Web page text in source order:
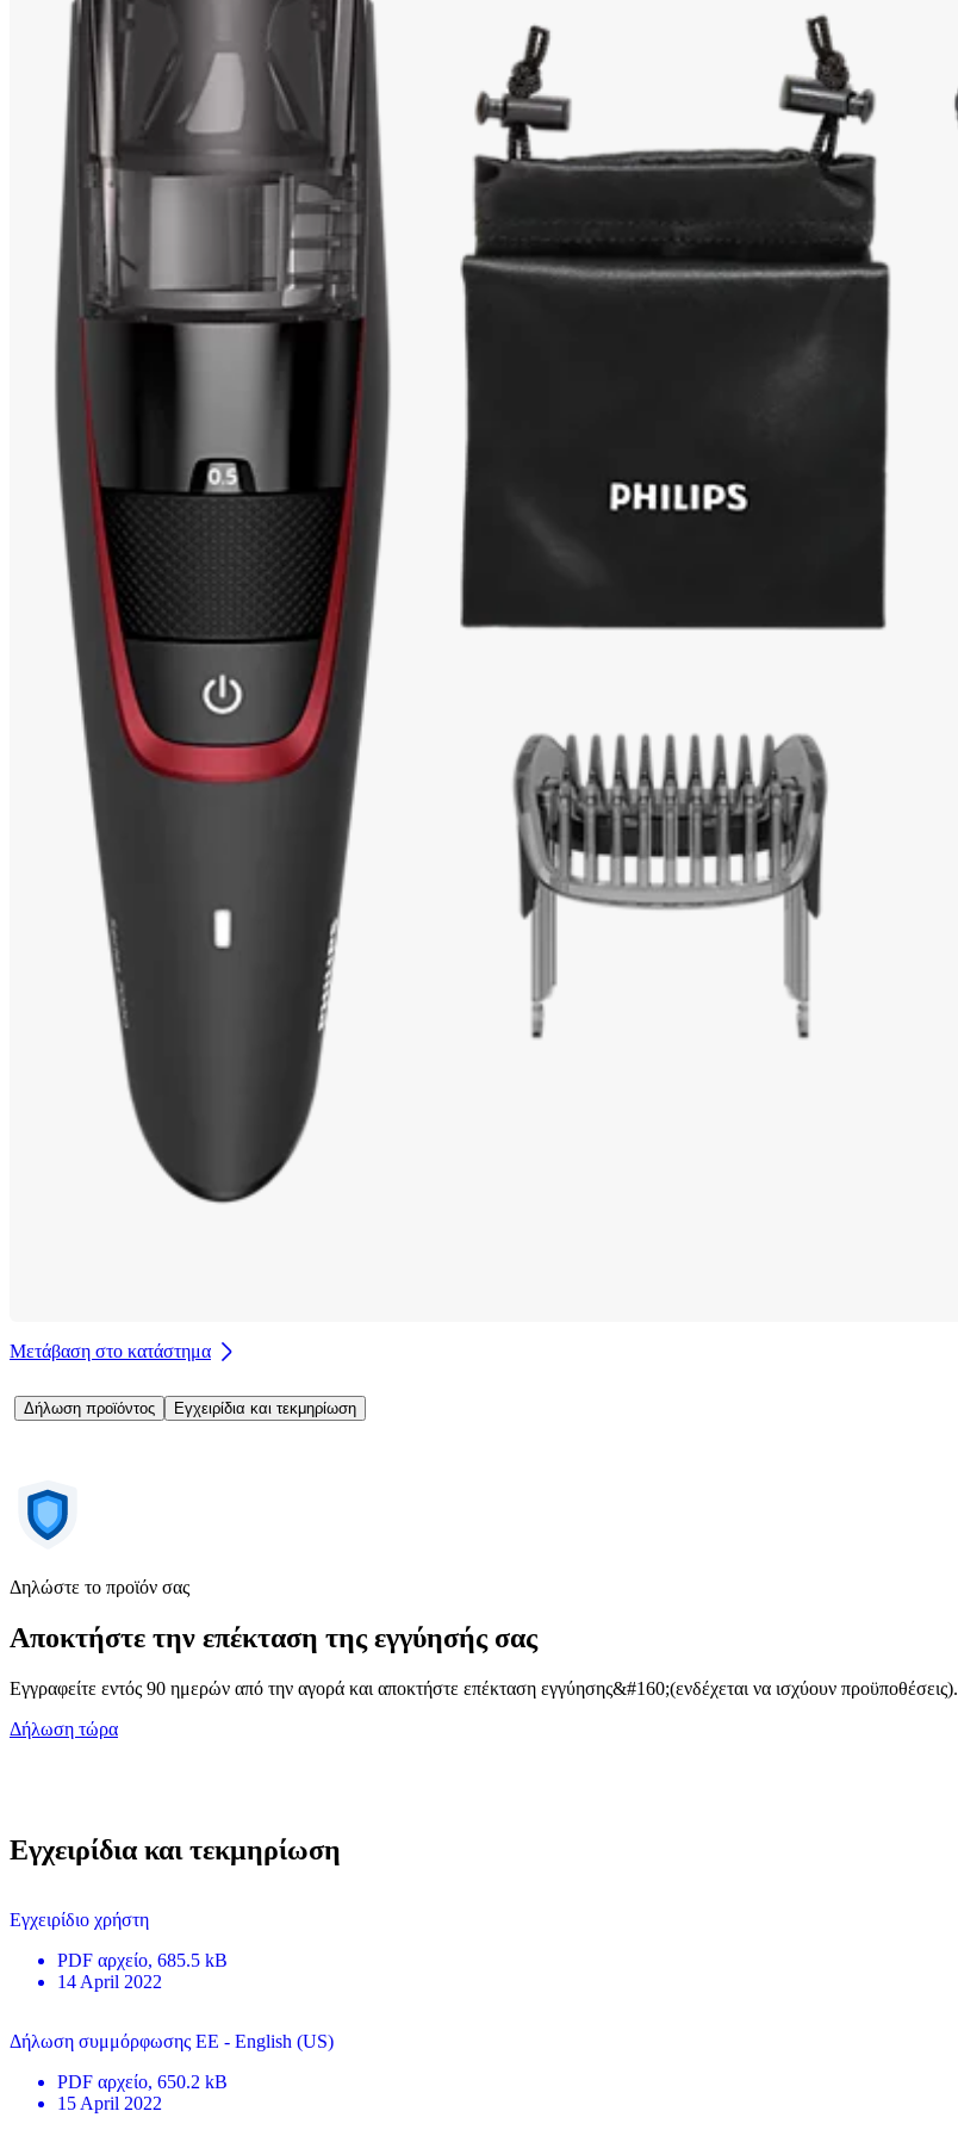
Μετάβαση στο κατάστημα
Δήλωση προϊόντος Εγχειρίδια και τεκμηρίωση
Δηλώστε το προϊόν σας
Αποκτήστε την επέκταση της εγγύησής σας
Εγγραφείτε εντός 90 ημερών από την αγορά και αποκτήστε επέκταση εγγύησης&#160;(ενδέχεται να ισχύουν προϋποθέσεις).
Δήλωση τώρα
Εγχειρίδια και τεκμηρίωση
Εγχειρίδιο χρήστη
PDF αρχείο, 685.5 kB
14 April 2022
Δήλωση συμμόρφωσης ΕΕ - English (US)
PDF αρχείο, 650.2 kB
15 April 2022